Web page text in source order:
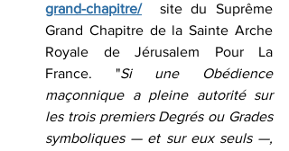
grand-chapitre/ site du Suprême
Grand Chapitre de la Sainte Arche
Royale de Jérusalem Pour La
France. "Si une Obédience
maçonnique a pleine autorité sur
les trois premiers Degrés ou Grades
symboliques — et sur eux seuls —,